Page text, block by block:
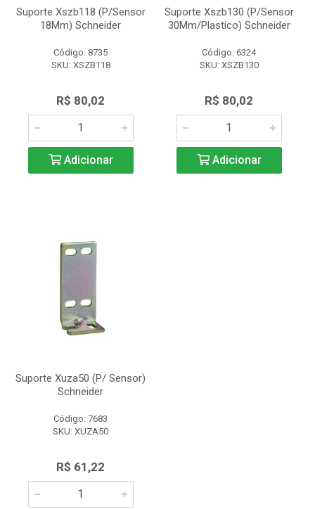
Suporte Xszb118 (P/Sensor
18Mm) Schneider
Código: 8735
SKU: XSZB118
R$ 80,02
Adicionar
Suporte Xszb130 (P/Sensor
30Mm/Plastico) Schneider
Código: 6324
SKU: XSZB130
R$ 80,02
Adicionar
Suporte Xuza50 (P/ Sensor)
Schneider
Código: 7683
SKU: XUZA50
R$ 61,22